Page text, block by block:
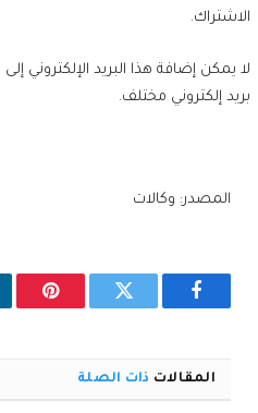
الاشتراك.
لا يمكن إضافة هذا البريد الإلكتروني
بريد إلكتروني مختلف.
المصدر: وكالات
فيسبوك تويتر
المقالات ذات الصلة